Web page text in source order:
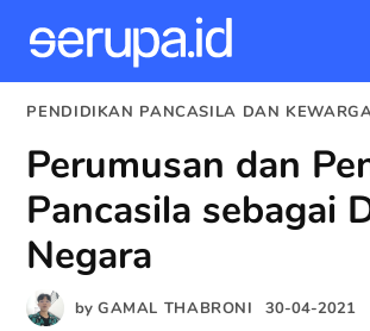
content
POSTED
PENDIDIKAN PANCASILA DAN
Perumusan dan
Pancasila sebagai
Negara
by GAMAL THABRONI 30-04-2021